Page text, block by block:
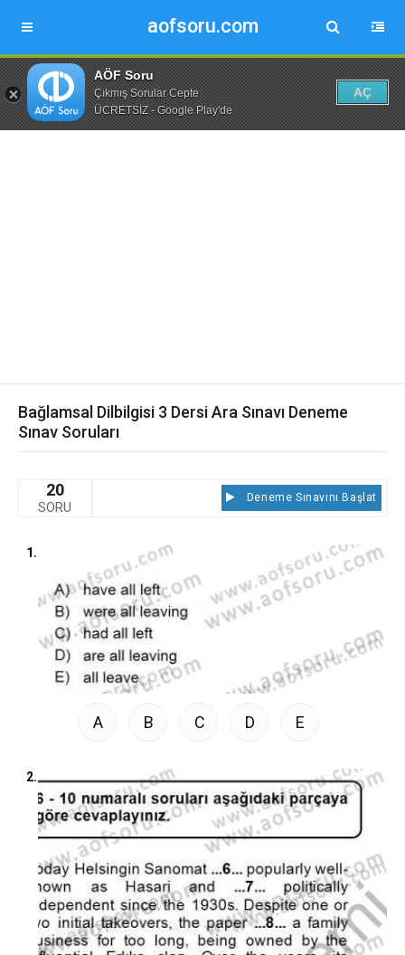
aofsoru.com
AÖF Soru
Çıkmış Sorular Cepte
ÜCRETSİZ - Google Play'de
AÇ
Bağlamsal Dilbilgisi 3 Dersi Ara Sınavı Deneme
Sınav Soruları
20
SORU
Deneme Sınavını Başlat
1.
A B C D E
2.